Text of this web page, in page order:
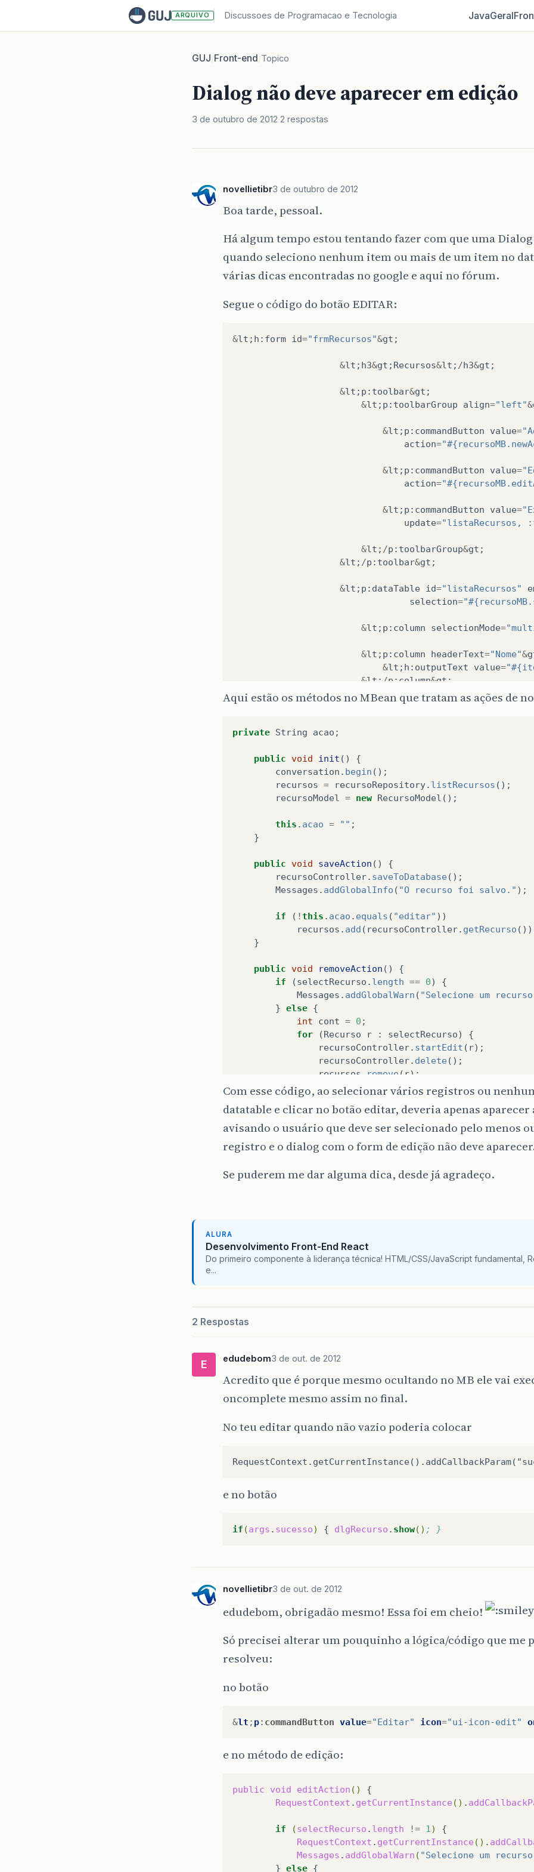
ARQUIVO Discussoes de Programacao e Tecnologia JavaGeral
GUJ/Front-end/Topico
Dialog não deve aparecer em edição
3 de outubro de 2012 2 respostas
novellietibr3 de outubro de 2012
Boa tarde, pessoal.
Há algum tempo estou tentando fazer com que uma
quando seleciono nenhum item ou mais de um item no
várias dicas encontradas no google e aqui no fórum.
Segue o código do botão EDITAR:
&lt ; h : form id="frmRecursos"&gt ;
&lt ; h3&gt ; Recursos&lt ; /h3&gt ;
&lt ; p : toolbar&gt ;
&lt ; p : toolbarGroup align="left"&
&lt ; p : commandButton value=
action=
&lt ; p : commandButton value=
action=
&lt ; p : commandButton value=
update="listaRecursos,
&lt ; /p : toolbarGroup&gt ;
&lt ; /p : toolbar&gt ;
&lt ; p : dataTable id="listaRecursos"
selection=
&lt ; p : column selectionMode=
&lt ; p : column headerText="Nome"&
&lt ; h : outputText value=
&lt ; /p : column&gt ;
column headerText
& lt ;
&lt; / h:form & gt
Aqui estão os métodos no MBean que tratam as ações de
private String acao ;
public void init ()
{
conversation . begin ();
recursos = recursoRepository. listRecursos ();
recursoModel
= new RecursoModel ();
this . acao = "" ;
}
public void saveAction ()
{
recursoController. saveToDatabase();
Messages . addGlobalInfo ( "O recurso foi salvo." );
if ( !this . acao . equals ( "editar" ))
recursos . add ( recursoController. getRecurso
}
public void removeAction ()
{
if
(selectRecurso . length == 0)
{
Messages . addGlobalWarn ( "Selecione um
} else {
int
cont = 0 ;
for
(Recurso r : selectRecurso)
{
recursoController. startEdit ( r);
recursoController. delete();
recursos
remove ( r);
++
}
if (cont &gt; 1) {
} else {
}
if (selectRecurso.length != 1) {
identificaAcao("editar");
Com esse código, ao selecionar vários registros ou
datatable e clicar no botão editar, deveria apenas aparecer
avisando o usuário que deve ser selecionado pelo menos
registro e o dialog com o form de edição não deve
Se puderem me dar alguma dica, desde já agradeço.
ALURA
Desenvolvimento Front-End React
Do primeiro componente à liderança técnica! HTML/CSS/JavaScript fundamental,
e...
2 Respostas
E edudebom3 de out. de 2012
Acredito que é porque mesmo ocultando no MB ele vai
oncomplete mesmo assim no final.
No teu editar quando não vazio poderia colocar
e no botão
if (args . sucesso) { dlgRecurso . show() ; }
novellietibr3 de out. de 2012
edudebom, obrigadão mesmo! Essa foi em cheio!
Só precisei alterar um pouquinho a lógica/código que me
resolveu:
no botão
&lt ; p: commandButton value="Editar" icon="ui-icon-edit"
e no método de edição:
public void editAction ()
RequestContext . getCurrentInstance () .
if (selectRecurso . length != 1 )
RequestContext . getCurrentInstance () .
Messages . addGlobalWarn ( "Selecione um
} else {